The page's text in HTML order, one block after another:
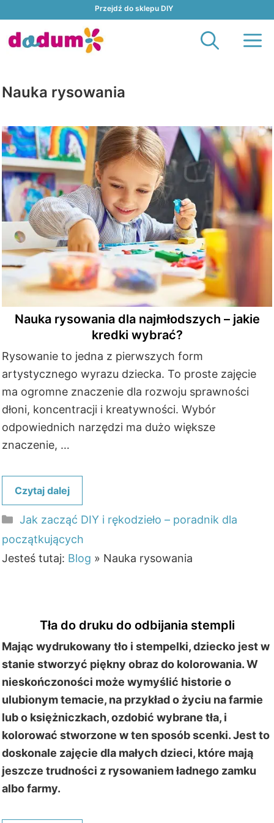
treści
Przejdź do sklepu DIY
Nauka rysowania
Nauka rysowania dla najmłodszych – jakie
kredki wybrać?
Rysowanie to jedna z pierwszych form
artystycznego wyrazu dziecka. To proste zajęcie
ma ogromne znaczenie dla rozwoju sprawności
dłoni, koncentracji i kreatywności. Wybór
odpowiednich narzędzi ma dużo większe
znaczenie, …
Czytaj dalej
Kategorie
Jak zacząć DIY i rękodzieło – poradnik dla
początkujących
Jesteś tutaj: Blog » Nauka rysowania
Tła do druku do odbijania stempli
Mając wydrukowany tło i stempelki, dziecko jest w
stanie stworzyć piękny obraz do kolorowania. W
nieskończoności może wymyślić historie o
ulubionym temacie, na przykład o życiu na farmie
lub o księżniczkach, ozdobić wybrane tła, i
kolorować stworzone w ten sposób scenki. Jest to
doskonale zajęcie dla małych dzieci, które mają
jeszcze trudności z rysowaniem ładnego zamku
albo farmy.